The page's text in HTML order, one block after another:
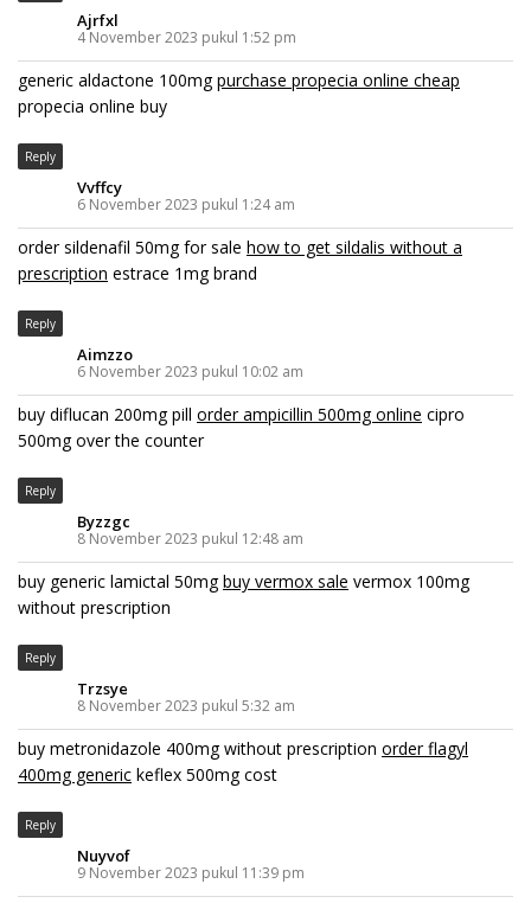
Ajrfxl
4 November 2023 pukul 1:52 pm
generic aldactone 100mgpurchase propecia online cheap
propecia online buy
Reply
Vvffcy
6 November 2023 pukul 1:24 am
order sildenafil 50mg for sale how to get sildalis without a
prescription estrace 1mg brand
Reply
Aimzzo
6 November 2023 pukul 10:02 am
buy diflucan 200mg pill order ampicillin 500mg online cipro
500mg over the counter
Reply
Byzzgc
8 November 2023 pukul 12:48 am
buy generic lamictal 50mgbuy vermox sale vermox 100mg
without prescription
Reply
Trzsye
8 November 2023 pukul 5:32 am
buy metronidazole 400mg without prescription order flagyl
400mg generic keflex 500mg cost
Reply
Nuyvof
9 November 2023 pukul 11:39 pm